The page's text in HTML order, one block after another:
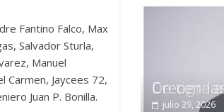
Fantino Falco, Max
Salvador Sturla,
Manuel
Carmen, Jaycees 72,
Juan P. Bonilla.
Crecen
julio 29, 2026